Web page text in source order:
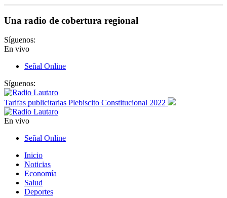
Una radio de cobertura regional
Síguenos:
En vivo
Señal Online
Síguenos:
Tarifas publicitarias Plebiscito Constitucional 2022
En vivo
Señal Online
Inicio
Noticias
Economía
Salud
Deportes